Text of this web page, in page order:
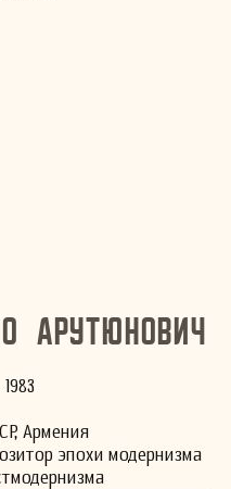
Арутюнович
1983
Армения
эпохи модернизма